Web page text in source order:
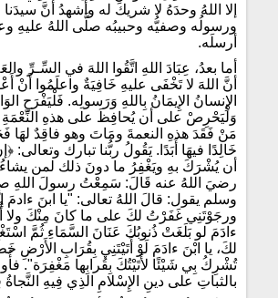
إلا اللهُ وحدَهُ لا شريكَ له وأشهدُ أنَّ
ورسولُه وصفيُّه وحبيبُه صلَّى اللهُ عليهِ
أرسلَه.
أما بعدُ، عِبَادَ اللهِ اتَّقُوا اللهَ في السِّـرِّ
أنَّ اللهَ لا تَخْفَى عليهِ خَافِيَةٌ واعلَمُوا أَنْ
الإِنسانُ الإِيمَانُ بِاللهِ وَرَسولِه. فَلْيَفْرَحِ
وَلْيَحْرِصْ على أن يُحافِظَ على هذهِ النِّعْمَةِ
مَنْ فَقَدَ هذهِ النعمةَ ومَاتَ وهو فاقِدٌ لهَا
خَالِدًا فيهَا أَبَدًا. يَقُولُ ربُّنا تبارك وتعالى:
أن يُشْرَكَ بهِ ويَغْفِرُ ما دونَ ذلك لمن
رضيَ اللهُ عنه قَالَ: سَمِعْتُ رسولَ اللهِ
وسلم يقول: قالَ اللهُ تعالى: "يا ابنَ ءادمَ
ورجَوْتَنِي غَفَرْتُ لكَ على ما كانَ مِنْكَ ولا
ءادَمَ لو بَلَغَتْ ذُنوبُكَ عَنَانَ السَّمَاءِ ثُمَّ
لكَ، يا ابْنَ ءادَمَ لَوْ أَتَيْتَنِي بِقُرَابِ الأَرْضِ
تُشْرِكُ بِي شَيْئًا لأَتَيْتُكَ بِقُرابِها مَغْفِرَة".
بالثباتِ على دينِ الإِسْلامِ الذِي فِيهِ